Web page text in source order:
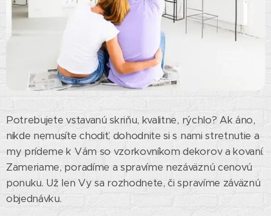
Potrebujete vstavanú skriňu, kvalitne, rýchlo? Ak áno,
nikde nemusíte chodiť, dohodnite si s nami stretnutie a
my prídeme k Vám so vzorkovníkom dekorov a kovaní.
Zameriame, poradíme a spravíme nezáväznú cenovú
ponuku. Už len Vy sa rozhodnete, či spravíme záväznú
objednávku.